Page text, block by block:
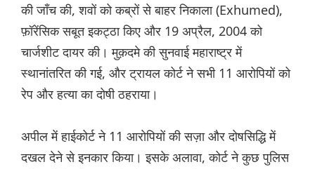
की जाँच की, शवों को कब्रों से बाहर निकाला (Exhumed),
फ़ॉरेंसिक सबूत इकट्ठा किए और 19 अप्रैल, 2004 को
चार्जशीट दायर की। मुक़दमे की सुनवाई महाराष्ट्र में
स्थानांतरित की गई, और ट्रायल कोर्ट ने सभी 11 आरोपियों को
रेप और हत्या का दोषी ठहराया।
अपील में हाईकोर्ट ने 11 आरोपियों की सज़ा और दोषसिद्धि में
दखल देने से इनकार किया। इसके अलावा, कोर्ट ने कुछ पुलिस